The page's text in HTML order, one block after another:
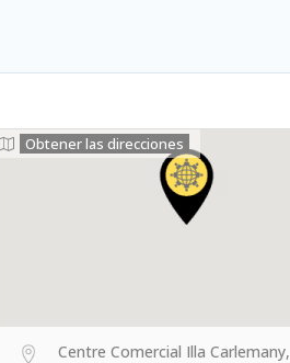
Obtener las direcciones
Centre Comercial Illa Carlemany,